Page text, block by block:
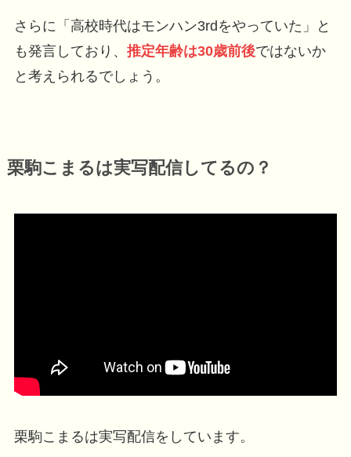
さらに「高校時代はモンハン3rdをやっていた」と
も発言しており、 推定年齢は30歳前後ではないか
と考えられるでしょう。
栗駒こまるは実写配信してるの？
栗駒こまるは実写配信をしています。